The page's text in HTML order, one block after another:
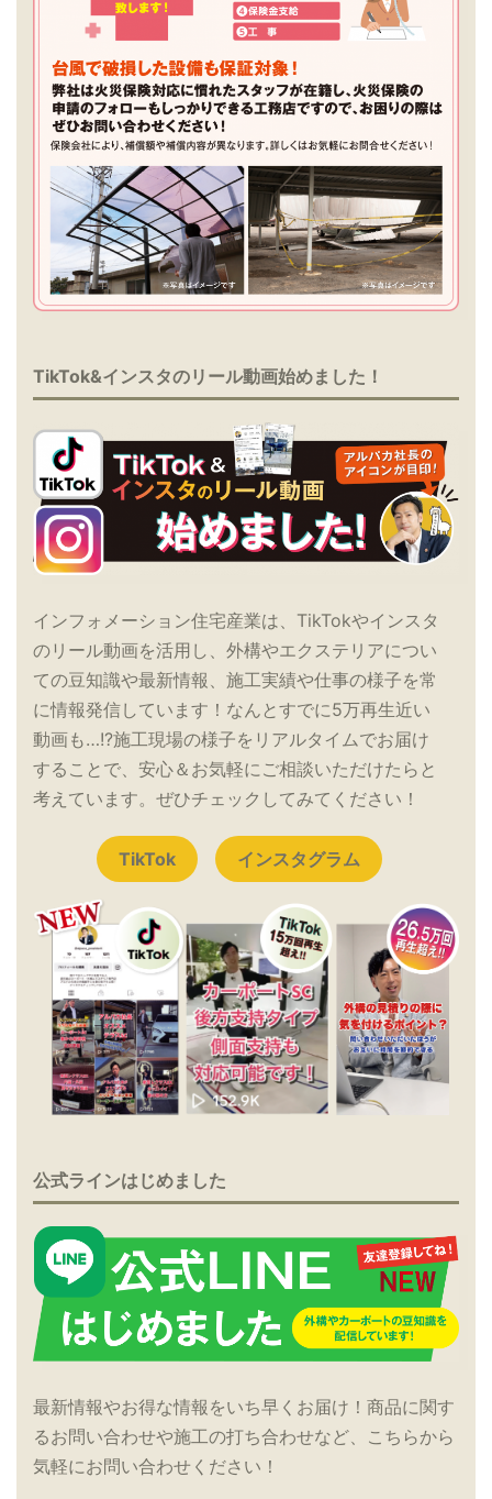
TikTok&インスタのリール動画始めました！
インフォメーション住宅産業は、TikTokやインスタ
のリール動画を活用し、外構やエクステリアについ
ての豆知識や最新情報、施工実績や仕事の様子を常
に情報発信しています！なんとすでに5万再生近い
動画も…!?施工現場の様子をリアルタイムでお届け
することで、安心＆お気軽にご相談いただけたらと
考えています。ぜひチェックしてみてください！
TikTok インスタグラム
公式ラインはじめました
最新情報やお得な情報をいち早くお届け！商品に関す
るお問い合わせや施工の打ち合わせなど、こちらから
気軽にお問い合わせください！